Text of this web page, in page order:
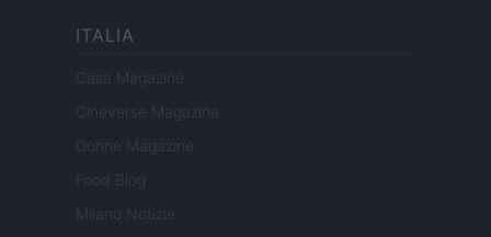
ITALIA
Casa Magazine
Cineverse Magazine
Donne Magazine
Food Blog
Milano Notizie